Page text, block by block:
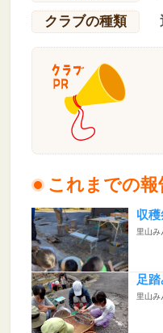
クラブの種類
これまでの報
収
里山み
足
里山み